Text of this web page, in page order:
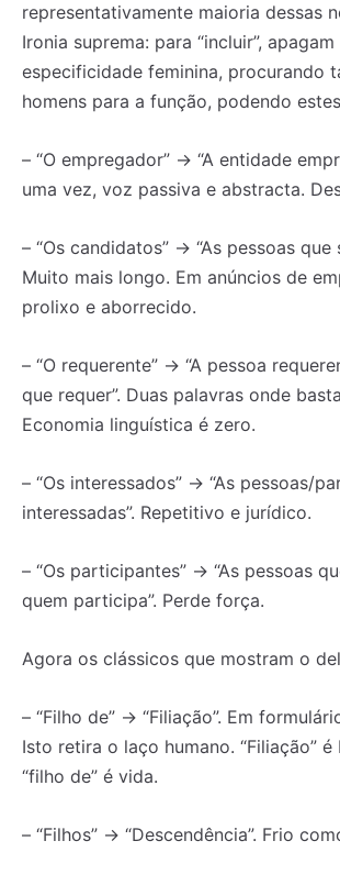
Registe-se na nossa lista de correio e
subscrever:
Registe-se na nossa lista de correio e
subscrever:
representativamente maioria dessas
Ironia suprema: para “incluir”, apagam
especificidade feminina, procurando
homens para a função, podendo
– “O empregador” → “A entidade
uma vez, voz passiva e abstracta.
– “Os candidatos” → “As pessoas que
Muito mais longo. Em anúncios de
prolixo e aborrecido.
– “O requerente” → “A pessoa
que requer”. Duas palavras onde
Economia linguística é zero.
– “Os interessados” → “As pessoas/
interessadas”. Repetitivo e jurídico.
– “Os participantes” → “As pessoas
quem participa”. Perde força.
Agora os clássicos que mostram o
– “Filho de” → “Filiação”. Em
Isto retira o laço humano. “Filiação”
“filho de” é vida.
– “Filhos” → “Descendência”. Frio